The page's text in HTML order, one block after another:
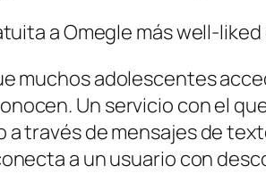
a Omegle más well-
muchos adolescentes
Un servicio con el
través de mensajes de
a un usuario con